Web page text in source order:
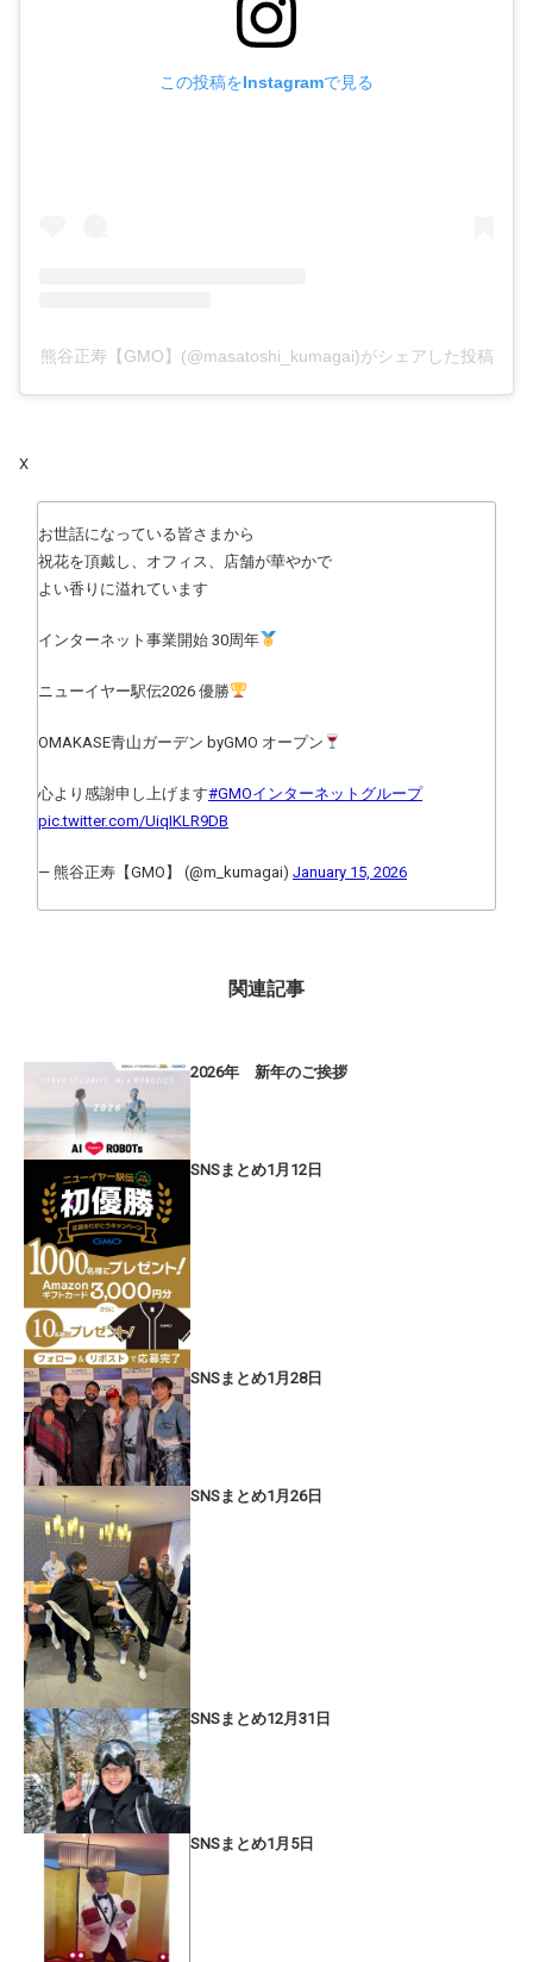
この投稿をInstagramで見る
熊谷正寿【GMO】(@masatoshi_kumagai)がシェアした投稿
X
お世話になっている皆さまから
祝花を頂戴し、オフィス、店舗が華やかで
よい香りに溢れています
インターネット事業開始 30周年
ニューイヤー駅伝2026 優勝
OMAKASE青山ガーデン byGMO オープン
心より感謝申し上げます#GMOインターネットグループ
pic.twitter.com/UiqIKLR9DB
— 熊谷正寿【GMO】 (@m_kumagai) January 15, 2026
関連記事
2026年 新年のご挨拶
SNSまとめ1月12日
SNSまとめ1月28日
SNSまとめ1月26日
SNSまとめ12月31日
SNSまとめ1月5日